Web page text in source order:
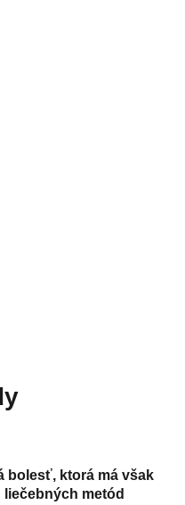
bolesť, ktorá má však
metód